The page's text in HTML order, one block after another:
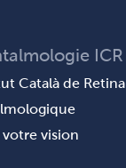
ICR
Català de Retina
vision